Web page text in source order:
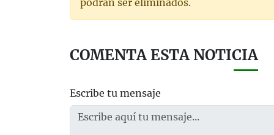
podrán ser eliminados.
COMENTA ESTA NOTICIA
Escribe tu mensaje